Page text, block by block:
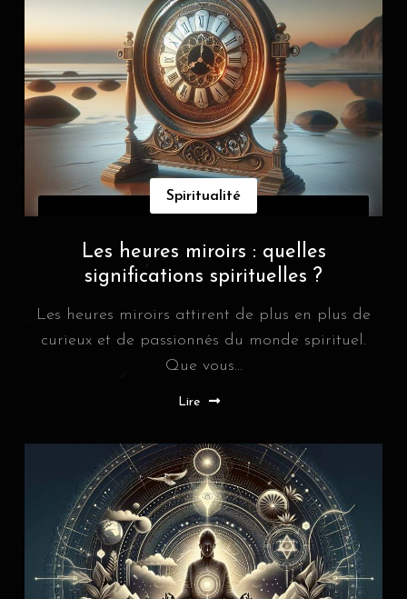
Spiritualité
Les heures miroirs : quelles
significations spirituelles ?
Les heures miroirs attirent de plus en plus de
curieux et de passionnés du monde spirituel.
Que vous...
Lire